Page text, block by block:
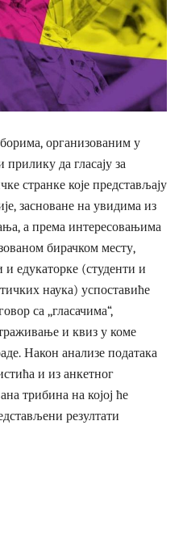
организованим у
да гласају за
странке које представљају
засноване на увидима из
а према интересовањима
бирачком месту,
едукаторке (студенти и
наука) успоставиће
са ,,гласачима“,
и квиз у коме
Након анализе података
и из анкетног
трибина на којој ће
резултати